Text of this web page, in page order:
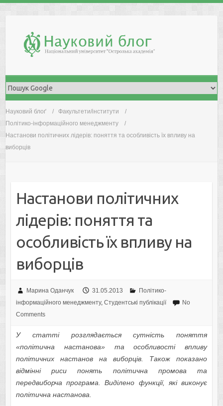
Науковий блоґ
Факультети/інститути
Політико-інформаційного менеджменту
Настанови політичних лідерів: поняття та особливість їх впливу на
виборців
Настанови політичних
лідерів: поняття та
особливість їх впливу на
виборців
Марина Оданчук 31.05.2013
Політико-
інформаційного менеджменту, Студентські публікації
No
Comments
У статті розглядається сутність поняття
«політична настанова» та особливості впливу
політичних настанов на виборців. Також показано
відмінні риси понять політична промова та
передвиборча програма. Виділено функції, які виконує
політична настанова.